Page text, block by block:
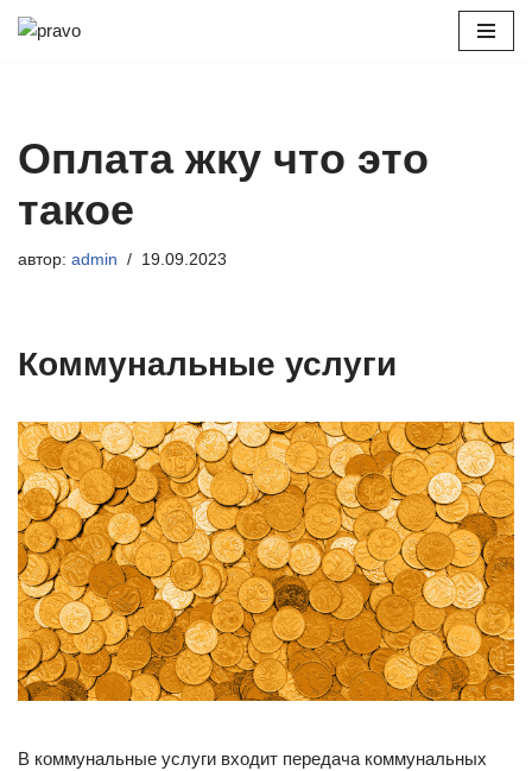
Оплата жку что это
такое
автор: admin 19.09.2023
Коммунальные услуги
В коммунальные услуги входит передача коммунальных